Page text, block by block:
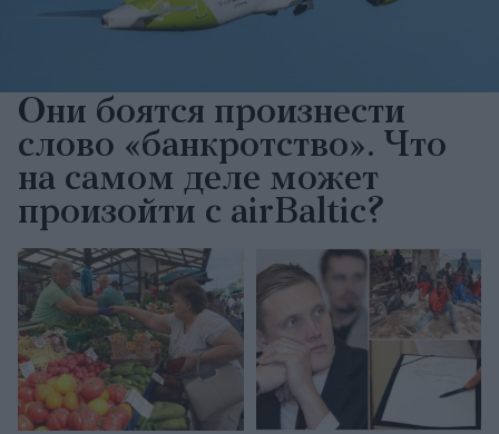
Они боятся произнести
слово «банкротство». Что
на самом деле может
произойти с airBaltic?